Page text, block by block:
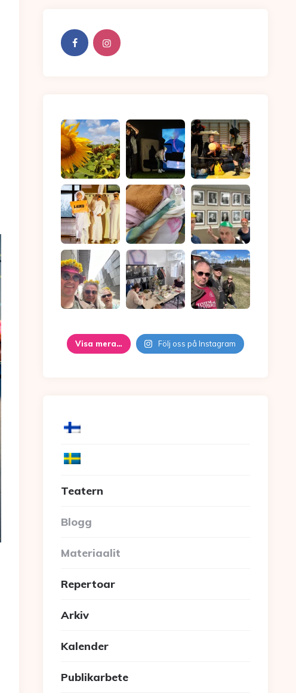
Visa mera… Följ oss på Instagram
Teatern
Blogg
Materiaalit
Repertoar
Arkiv
Kalender
Publikarbete